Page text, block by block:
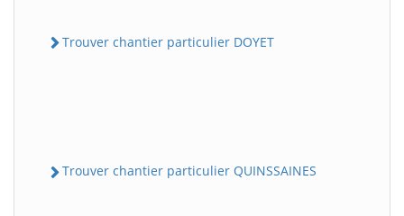
Trouver chantier particulier DOYET
Trouver chantier particulier QUINSSAINES